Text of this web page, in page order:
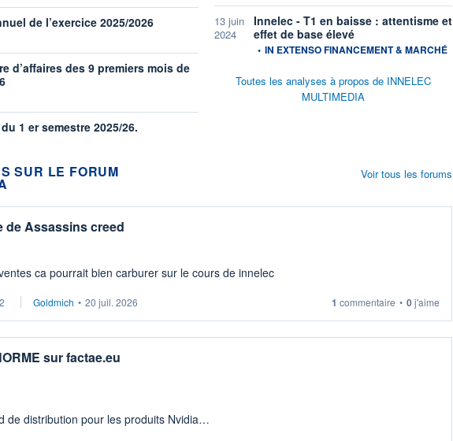
de l’exercice 2025/2026
d’affaires des 9 premiers mois de
1 er semestre 2025/26.
13 juin
2024
Innelec - T1 en baisse : attentisme et
effet de base élevé
information fournie par
• IN EXTENSO FINANCEMENT & MARCHÉ
Toutes les analyses à propos de INNELEC
MULTIMEDIA
SUR LE FORUM
de Assassins creed
ca pourrait bien carburer sur le cours de innelec
Goldmich • 20 juil. 2026 1 commentaire • 0j'aime
sur factae.eu
de distribution pour les produits Nvidia
Voir tous les forums